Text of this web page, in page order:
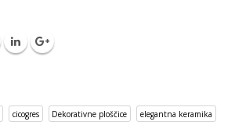
cicogres Dekorativne ploščice elegantna keramika